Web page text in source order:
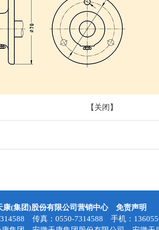
【 关闭 】
康(集团)股份有限公司营销中心 免责声明
传真：0550-7314588 手机：